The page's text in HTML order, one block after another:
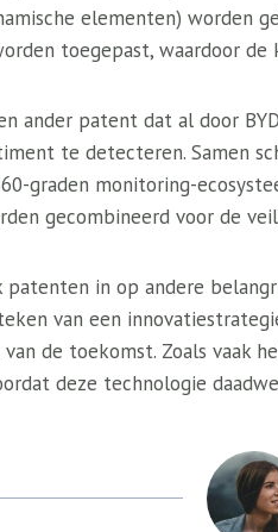
elementen) worden
toegepast, waardoor
ander patent dat al door
te detecteren. Samen
graden monitoring-
gecombineerd voor de
patenten in op andere
van een
de toekomst. Zoals vaak
deze technologie